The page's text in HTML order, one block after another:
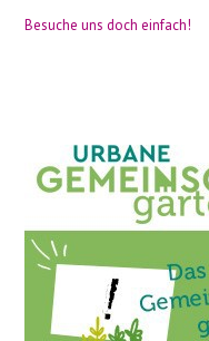
Besuche uns doch einfach!